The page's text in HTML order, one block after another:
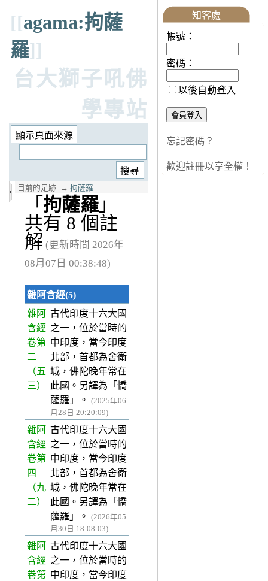
[[agama:拘薩
羅]]
台大獅子吼佛
學專站
目前的足跡: → 拘薩羅
「 拘薩羅 」
共有 8 個註
解 (更新時間 2026年
08月07日 00:38:48)
雜阿含經(5)
雜阿
含經
卷第
二
（五
三）
古代印度十六大國
之一，位於當時的
中印度，當今印度
北部，首都為舍衛
城，佛陀晚年常在
此國。另譯為「憍
薩羅」。
(2025年06
月28日 20:20:09)
雜阿
含經
卷第
四
（九
二）
古代印度十六大國
之一，位於當時的
中印度，當今印度
北部，首都為舍衛
城，佛陀晚年常在
此國。另譯為「憍
薩羅」。
(2026年05
月30日 18:08:03)
雜阿
含經
卷第
古代印度十六大國
之一，位於當時的
中印度，當今印度
知客處
帳號：
密碼：
以後自動登入
忘記密碼？
歡迎註冊以享全權！